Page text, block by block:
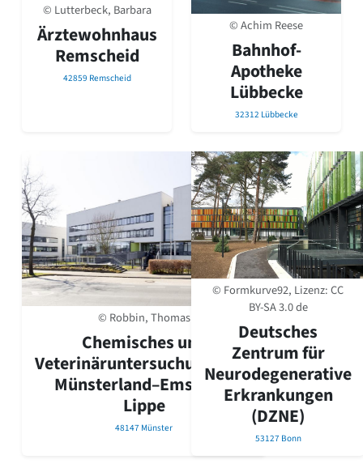
David Chipperfield
Harald Deilmann
Gottfried Böhm
Schneider von Esleben
Peter Behrens
Auszeichnung vorbildlicher Bauten NRW 2020
Big Beautiful Buildings (Großbauten der Nachkriegszeit)
Gesamtübersicht...
Gegenwart
Postmoderne
1950er-70er Jahre
Moderne
Reformarchitektur
Jugendstil
Historismus
Klassizismus
Renaissance
Gotik
Romanik
Vorromanik
Römische Antike
© Lutterbeck, Barbara
Ärztewohnhaus
Remscheid
42859 Remscheid
© Achim Reese
Bahnhof-
Apotheke
Lübbecke
32312 Lübbecke
© Robbin, Thomas
Chemisches und
Veterinäruntersuchungsamt
Münsterland–Emscher–
Lippe
48147 Münster
© Formkurve92, Lizenz:CC
BY-SA 3.0 de
Deutsches
Zentrum für
Neurodegenerative
Erkrankungen
(DZNE)
53127 Bonn